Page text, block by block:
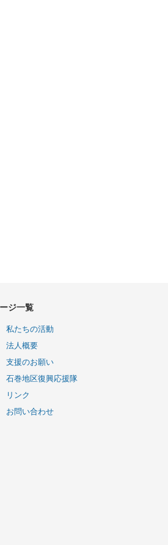
ジ一覧
私たちの活動
法人概要
支援のお願い
石巻地区復興応援隊
リンク
お問い合わせ